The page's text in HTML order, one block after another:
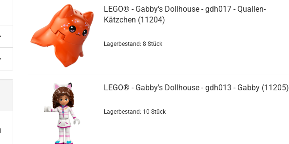
LEGO® - Gabby's Dollhouse - gdh017 - Quallen-
Kätzchen (11204)
Lagerbestand: 8 Stück
LEGO® - Gabby's Dollhouse - gdh013 - Gabby (11205)
Lagerbestand: 10 Stück